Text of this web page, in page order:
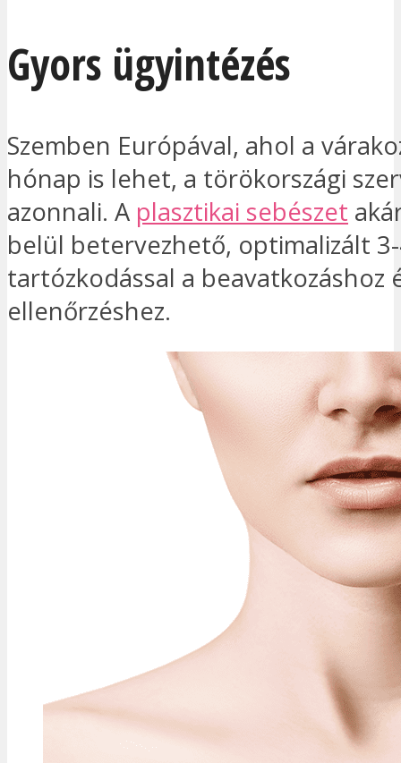
Gyors ügyintézés
Szemben Európával, ahol a
hónap is lehet, a törökországi
azonnali. A plasztikai sebészet
belül betervezhető, optimalizált
tartózkodással a beavatkozáshoz
ellenőrzéshez.